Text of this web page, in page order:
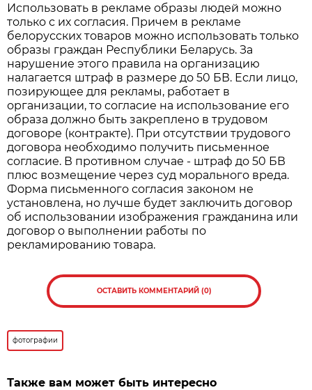
Использовать в рекламе образы людей можно
только с их согласия. Причем в рекламе
белорусских товаров можно использовать только
образы граждан Республики Беларусь. За
нарушение этого правила на организацию
налагается штраф в размере до 50 БВ. Если лицо,
позирующее для рекламы, работает в
организации, то согласие на использование его
образа должно быть закреплено в трудовом
договоре (контракте). При отсутствии трудового
договора необходимо получить письменное
согласие. В противном случае - штраф до 50 БВ
плюс возмещение через суд морального вреда.
Форма письменного согласия законом не
установлена, но лучше будет заключить договор
об использовании изображения гражданина или
договор о выполнении работы по
рекламированию товара.
ОСТАВИТЬ КОММЕНТАРИЙ (0)
фотографии
Также вам может быть интересно